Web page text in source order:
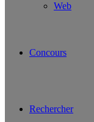
Web
Concours
Rechercher